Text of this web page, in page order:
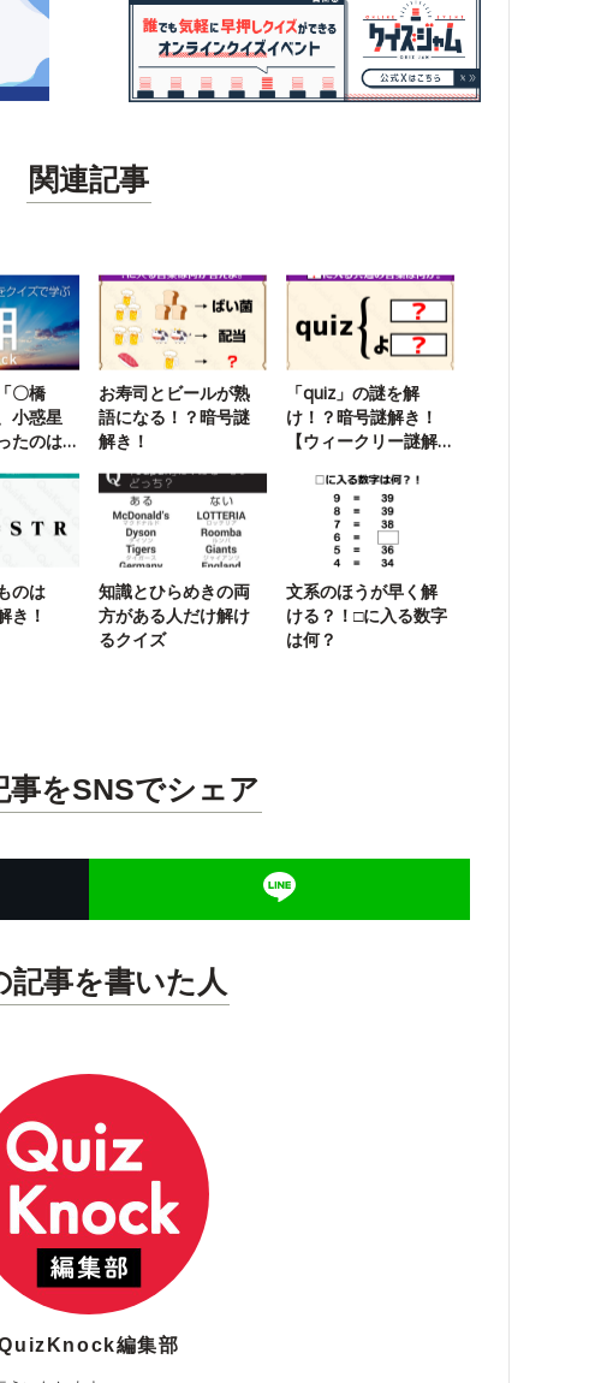
関連記事
〇橋
小惑星
たのは
お寿司とビールが熟
語になる！？暗号謎
解き！
「quiz」の謎を解
け！？暗号謎解き！
【ウィークリー謎解
のは
き！
知識とひらめきの両
方がある人だけ解け
るクイズ
文系のほうが早く解
ける？！□に入る数字
は何？
事をSNSでシェア
記事を書いた人
編集部